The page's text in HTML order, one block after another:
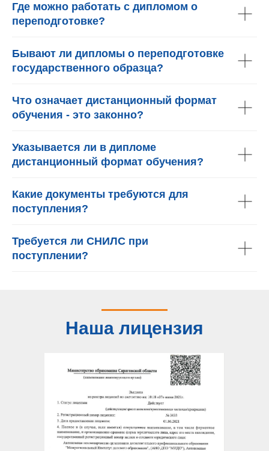
Где можно работать с дипломом о
переподготовке?
Бывают ли дипломы о переподготовке
государственного образца?
Что означает дистанционный формат
обучения - это законно?
Указывается ли в дипломе
дистанционный формат обучения?
Какие документы требуются для
поступления?
Требуется ли СНИЛС при
поступлении?
Наша лицензия